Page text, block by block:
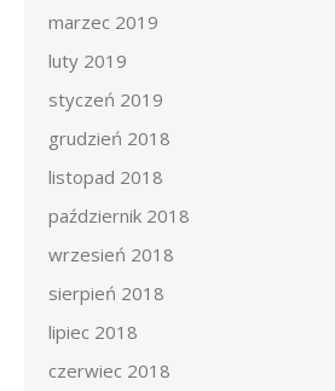
marzec 2019
luty 2019
styczeń 2019
grudzień 2018
listopad 2018
październik 2018
wrzesień 2018
sierpień 2018
lipiec 2018
czerwiec 2018